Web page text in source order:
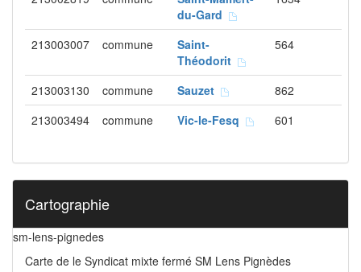
du-Gard
213003007 commune
Saint-
Théodorit
564
213003130 commune Sauzet
862
213003494
commune Vic-le-Fesq 601
Cartographie
sm-lens-pignedes
Carte de le Syndicat mixte fermé SM Lens Pignèdes